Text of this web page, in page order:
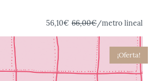
56,10€ 66,00€/metro lineal
¡Oferta!